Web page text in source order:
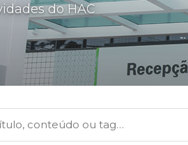
do HAC